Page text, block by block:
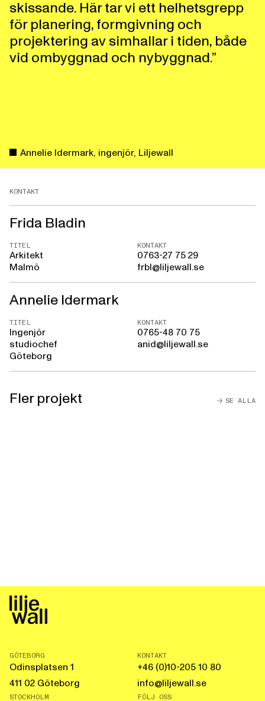
skissande. Här tar vi ett helhetsgrepp
för planering, formgivning och
projektering av simhallar i tiden, både
vid ombyggnad och nybyggnad.”
Annelie Idermark, ingenjör, Liljewall
KONTAKT
Frida Bladin
TITEL
Arkitekt
Malmö
KONTAKT
0763-27 75 29
frbl@liljewall.se
Annelie Idermark
TITEL
Ingenjör
studiochef
Göteborg
KONTAKT
0765-48 70 75
anid@liljewall.se
Fler projekt SE ALLA
GÖTEBORG
Odinsplatsen 1
411 02 Göteborg
STOCKHOLM
KONTAKT
+46 (0)10-205 10 80
info@liljewall.se
FÖLJ OSS